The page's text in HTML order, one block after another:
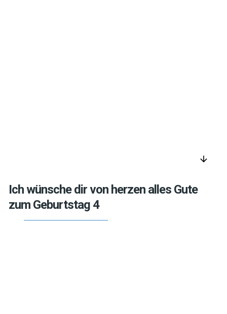
arrow_downward
Ich wünsche dir von herzen alles Gute
zum Geburtstag 4